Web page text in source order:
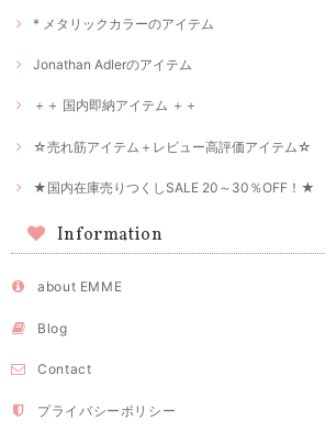
* メタリックカラーのアイテム
Jonathan Adlerのアイテム
＋＋ 国内即納アイテム ＋＋
☆売れ筋アイテム＋レビュー高評価アイテム☆
★国内在庫売りつくしSALE 20～30％OFF！★
Information
about EMME
Blog
Contact
プライバシーポリシー